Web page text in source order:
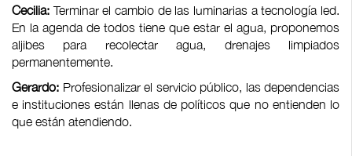
Cecilia: Terminar el cambio de las luminarias a tecnología led.
En la agenda de todos tiene que estar el agua, proponemos
aljibes para recolectar agua, drenajes limpiados
permanentemente.
Gerardo: Profesionalizar el servicio público, las dependencias
e instituciones están llenas de políticos que no entienden lo
que están atendiendo.